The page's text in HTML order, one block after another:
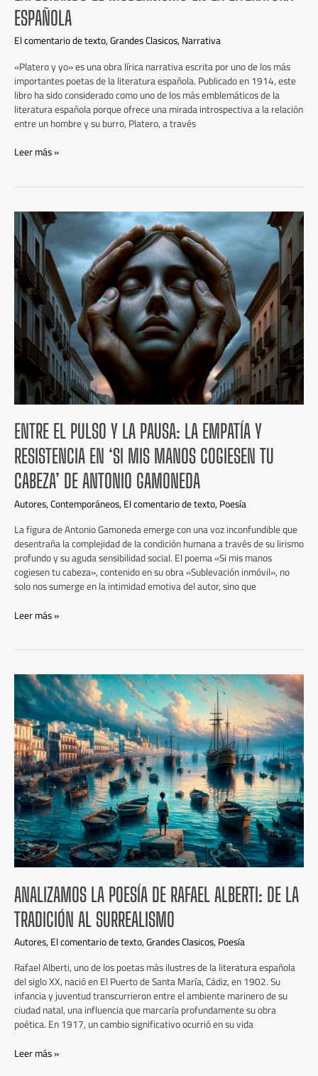
ESPAÑOLA
El comentario de texto,Grandes Clasicos,Narrativa
«Platero y yo» es una obra lírica narrativa escrita por uno de los más
importantes poetas de la literatura española. Publicado en 1914, este
libro ha sido considerado como uno de los más emblemáticos de la
literatura española porque ofrece una mirada introspectiva a la relación
entre un hombre y su burro, Platero, a través
Leer más »
ENTRE EL PULSO Y LA PAUSA: LA EMPATÍA Y
RESISTENCIA EN ‘SI MIS MANOS COGIESEN TU
CABEZA’ DE ANTONIO GAMONEDA
Autores,Contemporáneos,El comentario de texto,Poesía
La figura de Antonio Gamoneda emerge con una voz inconfundible que
desentraña la complejidad de la condición humana a través de su lirismo
profundo y su aguda sensibilidad social. El poema «Si mis manos
cogiesen tu cabeza», contenido en su obra «Sublevación inmóvil», no
solo nos sumerge en la intimidad emotiva del autor, sino que
Entre
el
Pulso
y
la
Pausa:
La
Empatía
y
Resistencia
en
‘Si
mis
manos
tu
cabeza’
de
Antonio
Gamoneda
Leer más »
ANALIZAMOS LA POESÍA DE RAFAEL ALBERTI: DE LA
TRADICIÓN AL SURREALISMO
Autores,El comentario de texto,Grandes Clasicos,Poesía
Rafael Alberti, uno de los poetas más ilustres de la literatura española
del siglo XX, nació en El Puerto de Santa María, Cádiz, en 1902. Su
infancia y juventud transcurrieron entre el ambiente marinero de su
ciudad natal, una influencia que marcaría profundamente su obra
poética. En 1917, un cambio significativo ocurrió en su vida
Analizamos
la
Poesía
de
Rafael
Alberti:
De
la
Tradición
Al
Surrealismo
Leer más »